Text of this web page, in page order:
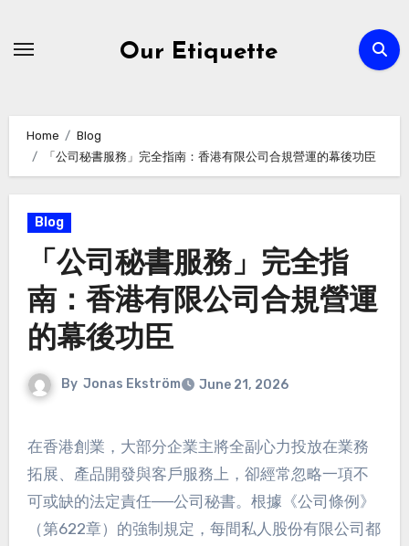
Our Etiquette
Home
Blog
「公司秘書服務」完全指南：香港有限公司合規營運的幕後功臣
Blog
「公司秘書服務」完全指
南：香港有限公司合規營運
的幕後功臣
By Jonas Ekström June 21, 2026
在香港創業，大部分企業主將全副心力投放在業務
拓展、產品開發與客戶服務上，卻經常忽略一項不
可或缺的法定責任──公司秘書。根據《公司條例》
（第622章）的強制規定，每間私人股份有限公司都